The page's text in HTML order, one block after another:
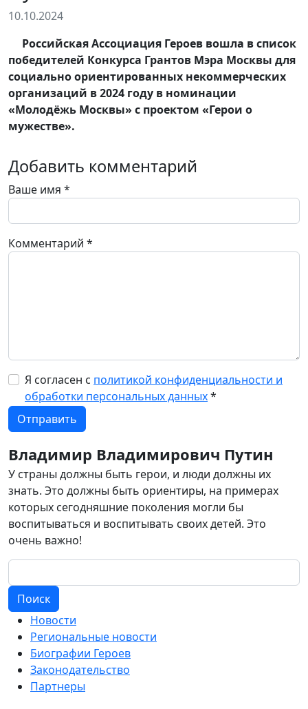
10.10.2024
Российская Ассоциация Героев вошла в список
победителей Конкурса Грантов Мэра Москвы для
социально ориентированных некоммерческих
организаций в 2024 году в номинации
«Молодёжь Москвы» с проектом «Герои о
мужестве».
Добавить комментарий
Ваше имя *
Комментарий *
Я согласен с политикой конфиденциальности и
обработки персональных данных*
Владимир Владимирович Путин
У страны должны быть герои, и люди должны их
знать. Это должны быть ориентиры, на примерах
которых сегодняшние поколения могли бы
воспитываться и воспитывать своих детей. Это
очень важно!
Поиск
Новости
Региональные новости
Биографии Героев
Законодательство
Партнеры